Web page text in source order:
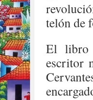
telón de
El libro
escritor